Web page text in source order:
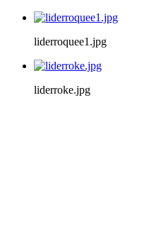
liderroquee1.jpg
liderroke.jpg